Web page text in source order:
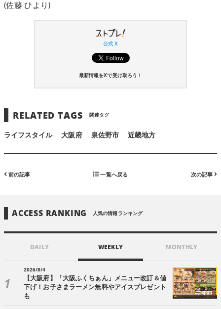
(佐藤 ひより)
公式 X
最新情報をXで受け取ろう！
RELATED TAGS 関連タグ
ライフスタイル 大阪府 泉佐野市 近畿地方
前の記事 一覧へ戻る 次の記事
ACCESS RANKING 人気の情報ランキング
DAILY WEEKLY MONTHLY
2026/8/4
【大阪府】「大阪ふくちぁん」メニュー改訂＆値
下げ！お子さまラーメン無料やアイスプレゼント
も